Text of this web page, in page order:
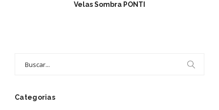
Velas Sombra PONTI
Categorias